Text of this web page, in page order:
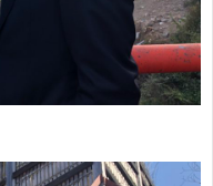
ト
～